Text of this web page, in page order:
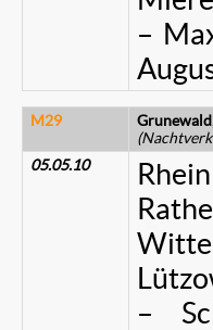
–
M29
05.05.10
–